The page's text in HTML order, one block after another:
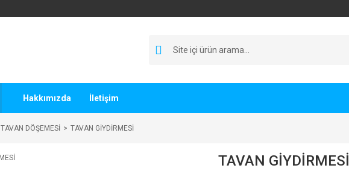
Hakkımızda İletişim
TAVAN DÖŞEMESİ TAVAN GİYDİRMESİ
TAVAN GİYDİRMESİ